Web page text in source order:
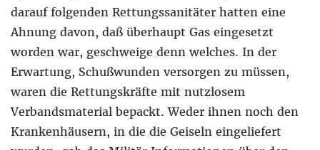
darauf folgenden Rettungssanitäter hatten eine
Ahnung davon, daß überhaupt Gas eingesetzt
worden war, geschweige denn welches. In der
Erwartung, Schußwunden versorgen zu müssen,
waren die Rettungskräfte mit nutzlosem
Verbandsmaterial bepackt. Weder ihnen noch den
Krankenhäusern, in die die Geiseln eingeliefert